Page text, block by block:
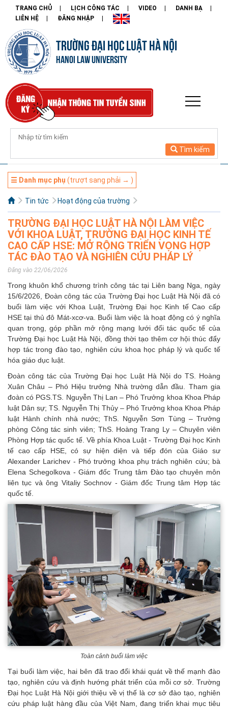
TRANG CHỦ LỊCH CÔNG TÁC VIDEO
DANH BẠ
LIÊN HỆ
ĐĂNG NHẬP
TRƯỜNG ĐẠI HỌC LUẬT HÀ NỘI
HANOI LAW UNIVERSITY
Tìm kiếm
☰ Danh mục phụ (trượt sang phải → )
Tin tức Hoạt động của trường
TRƯỜNG ĐẠI HỌC LUẬT HÀ NỘI LÀM VIỆC
VỚI KHOA LUẬT, TRƯỜNG ĐẠI HỌC KINH TẾ
CAO CẤP HSE: MỞ RỘNG TRIỂN VỌNG HỢP
TÁC ĐÀO TẠO VÀ NGHIÊN CỨU PHÁP LÝ
Đăng vào 22/06/2026
Trong khuôn khổ chương trình công tác tại Liên bang Nga, ngày
15/6/2026, Đoàn công tác của Trường Đại học Luật Hà Nội đã có
buổi làm việc với Khoa Luật, Trường Đại học Kinh tế Cao cấp
HSE tại thủ đô Mát-xcơ-va. Buổi làm việc là hoạt động có ý nghĩa
quan trọng, góp phần mở rộng mạng lưới đối tác quốc tế của
Trường Đại học Luật Hà Nội, đồng thời tạo thêm cơ hội thúc đẩy
hợp tác trong đào tạo, nghiên cứu khoa học pháp lý và quốc tế
hóa giáo dục luật.
Đoàn công tác của Trường Đại học Luật Hà Nội do TS. Hoàng
Xuân Châu – Phó Hiệu trưởng Nhà trường dẫn đầu. Tham gia
đoàn có PGS.TS. Nguyễn Thị Lan – Phó Trưởng khoa Khoa Pháp
luật Dân sự; TS. Nguyễn Thị Thủy – Phó Trưởng khoa Khoa Pháp
luật Hành chính nhà nước; ThS. Nguyễn Sơn Tùng – Trưởng
phòng Công tác sinh viên; ThS. Hoàng Trang Ly – Chuyên viên
Phòng Hợp tác quốc tế. Về phía Khoa Luật - Trường Đại học Kinh
tế cao cấp HSE, có sự hiện diện và tiếp đón của Giáo sư
Alexander Larichev - Phó trưởng khoa phụ trách nghiên cứu; bà
Elena Schegolkova - Giám đốc Trung tâm Đào tạo chuyên môn
liên tục và ông Vitaliy Sochnov - Giám đốc Trung tâm Hợp tác
quốc tế.
Toàn cảnh buổi làm việc
Tại buổi làm việc, hai bên đã trao đổi khái quát về thế mạnh đào
tạo, nghiên cứu và định hướng phát triển của mỗi cơ sở. Trường
Đại học Luật Hà Nội giới thiệu về vị thế là cơ sở đào tạo, nghiên
cứu pháp luật hàng đầu của Việt Nam, đang triển khai mục tiêu